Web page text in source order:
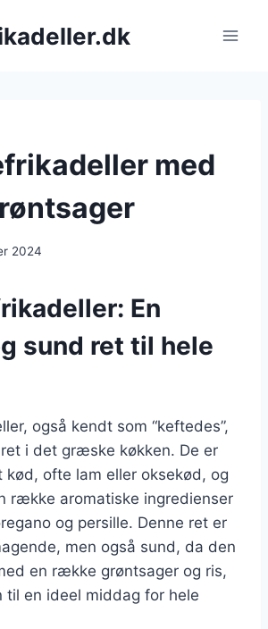
med
2024
En
sund ret til hele
også kendt som “keftedes”,
i det græske køkken. De er
kød, ofte lam eller oksekød, og
række aromatiske ingredienser
og persille. Denne ret er
men også sund, da den
en række grøntsager og ris,
til en ideel middag for hele